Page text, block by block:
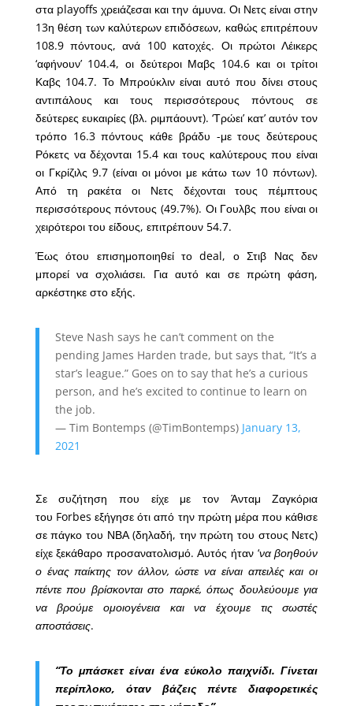
στα playoffs χρειάζεσαι και την άμυνα. Οι Νετς είναι στην
13η θέση των καλύτερων επιδόσεων, καθώς επιτρέπουν
108.9 πόντους, ανά 100 κατοχές. Οι πρώτοι Λέικερς
‘αφήνουν’ 104.4, οι δεύτεροι Μαβς 104.6 και οι τρίτοι
Καβς 104.7. Το Μπρούκλιν είναι αυτό που δίνει στους
αντιπάλους και τους περισσότερους πόντους σε
δεύτερες ευκαιρίες (βλ. ριμπάουντ). ‘Τρώει’ κατ’ αυτόν τον
τρόπο 16.3 πόντους κάθε βράδυ -με τους δεύτερους
Ρόκετς να δέχονται 15.4 και τους καλύτερους που είναι
οι Γκρίζιλς 9.7 (είναι οι μόνοι με κάτω των 10 πόντων).
Από τη ρακέτα οι Νετς δέχονται τους πέμπτους
περισσότερους πόντους (49.7%). Οι Γουλβς που είναι οι
χειρότεροι του είδους, επιτρέπουν 54.7.
Έως ότου επισημοποιηθεί το deal, ο Στιβ Νας δεν
μπορεί να σχολιάσει. Για αυτό και σε πρώτη φάση,
αρκέστηκε στο εξής.
Steve Nash says he can’t comment on the
pending James Harden trade, but says that, “It’s a
star’s league.” Goes on to say that he’s a curious
person, and he’s excited to continue to learn on
the job.
— Tim Bontemps (@TimBontemps) January 13,
2021
Σε συζήτηση που είχε με τον Άνταμ Ζαγκόρια
του Forbes εξήγησε ότι από την πρώτη μέρα που κάθισε
σε πάγκο του ΝΒΑ (δηλαδή, την πρώτη του στους Νετς)
είχε ξεκάθαρο προσανατολισμό. Αυτός ήταν ‘να βοηθούν
ο ένας παίκτης τον άλλον, ώστε να είναι απειλές και οι
πέντε που βρίσκονται στο παρκέ, όπως δουλεύουμε για
να βρούμε ομοιογένεια και να έχουμε τις σωστές
αποστάσεις.
“Το μπάσκετ είναι ένα εύκολο παιχνίδι. Γίνεται
περίπλοκο, όταν βάζεις πέντε διαφορετικές